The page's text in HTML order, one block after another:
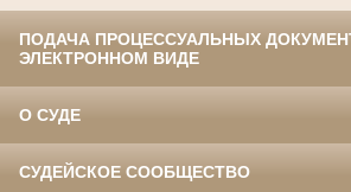
ПОДАЧА ПРОЦЕССУАЛЬНЫХ
ЭЛЕКТРОННОМ ВИДЕ
О СУДЕ
СУДЕЙСКОЕ СООБЩЕСТВО